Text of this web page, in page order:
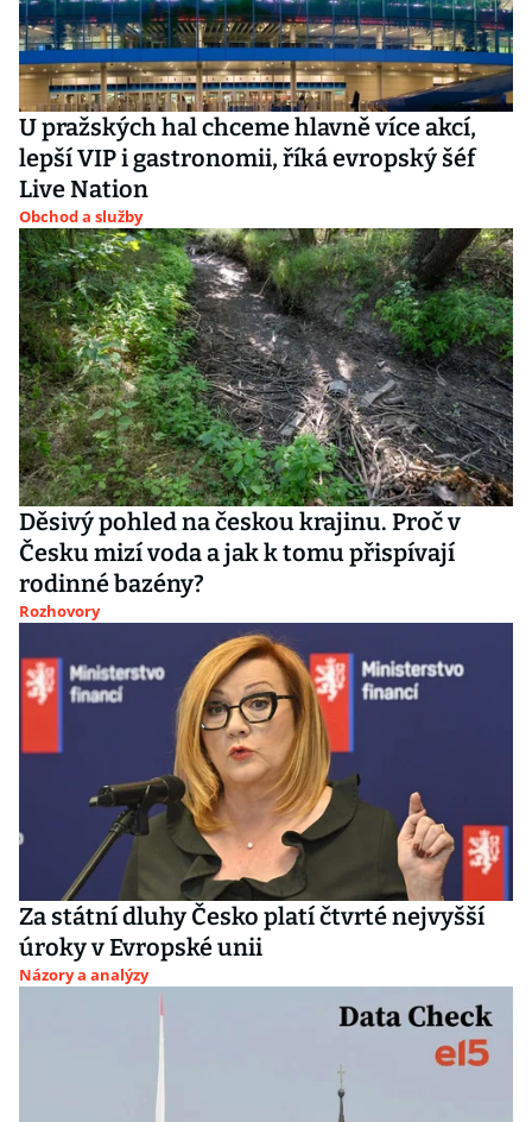
U pražských hal chceme hlavně více akcí,
lepší VIP i gastronomii, říká evropský šéf
Live Nation
Obchod a služby
Děsivý pohled na českou krajinu. Proč v
Česku mizí voda a jak k tomu přispívají
rodinné bazény?
Rozhovory
Za státní dluhy Česko platí čtvrté nejvyšší
úroky v Evropské unii
Názory a analýzy